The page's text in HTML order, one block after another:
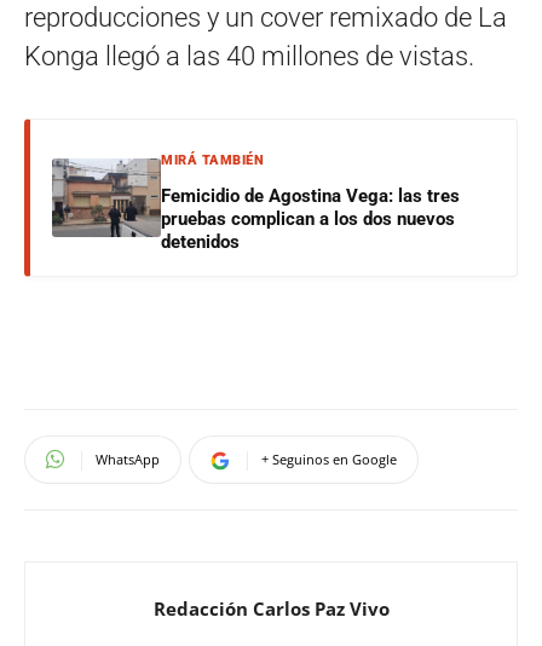
reproducciones y un cover remixado de La
Konga llegó a las 40 millones de vistas.
MIRÁ TAMBIÉN
Femicidio de Agostina Vega: las tres
pruebas complican a los dos nuevos
detenidos
WhatsApp + Seguinos en Google
Redacción Carlos Paz Vivo